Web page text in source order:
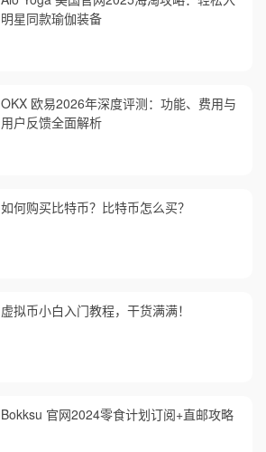
明星同款瑜伽装备
OKX 欧易2026年深度评测：功能、费用与
用户反馈全面解析
如何购买比特币？比特币怎么买？
虚拟币小白入门教程，干货满满！
Bokksu 官网2024零食计划订阅+直邮攻略